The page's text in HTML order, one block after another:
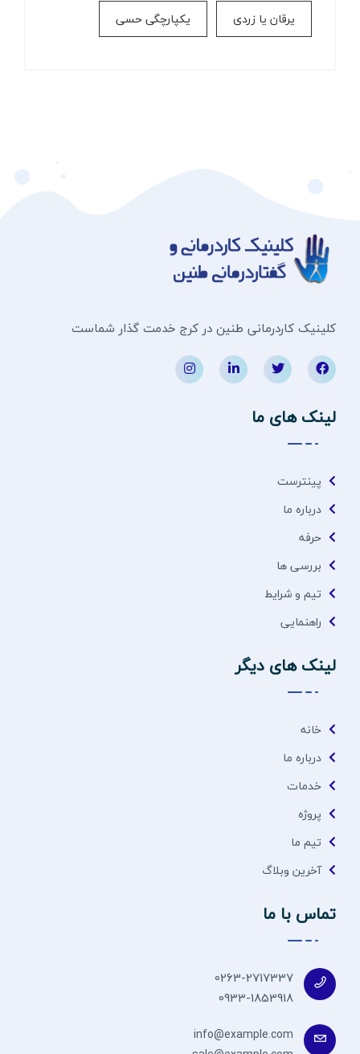
یرقان یا زردی یکپارچگی حسی
کلینیک کاردرمانی طنین در کرج خدمت گذار شماست
لینک های ما
پینترست
درباره ما
حرفه
بررسی ها
تیم و شرایط
راهنمایی
لینک های دیگر
خانه
درباره ما
خدمات
پروژه
تیم ما
آخرین وبلاگ
تماس با ما
0263-2717337
0933-1853918
info@example.com